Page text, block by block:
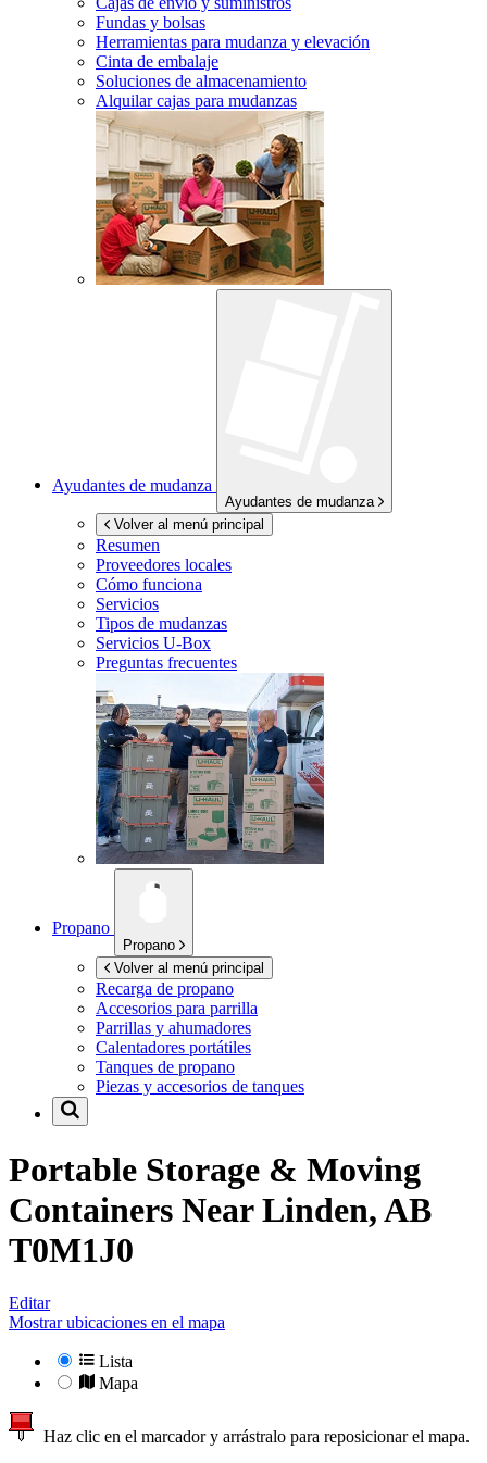
Fundas y bolsas
Herramientas para mudanza y elevación
Cinta de embalaje
Soluciones de almacenamiento
Alquilar cajas para mudanzas
Ayudantes de mudanza
Ayudantes de mudanza
Volver al menú principal
Resumen
Proveedores locales
Cómo funciona
Servicios
Tipos de mudanzas
Servicios U-Box
Preguntas frecuentes
Propano
Propano
Volver al menú principal
Recarga de propano
Accesorios para parrilla
Parrillas y ahumadores
Calentadores portátiles
Tanques de propano
Piezas y accesorios de tanques
Portable Storage & Moving
Containers NearLinden, AB
T0M1J0
Editar
Mostrar ubicaciones en el mapa
Lista
Mapa
Haz clic en el marcador y arrástralo para reposicionar el mapa.